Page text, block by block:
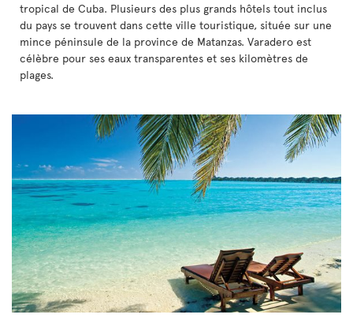
tropical de Cuba. Plusieurs des plus grands hôtels tout inclus
du pays se trouvent dans cette ville touristique, située sur une
mince péninsule de la province de Matanzas. Varadero est
célèbre pour ses eaux transparentes et ses kilomètres de
plages.